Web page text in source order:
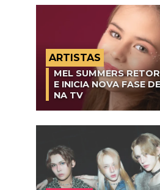
ARTISTAS
MEL SUMMERS
E INICIA NOVA FASE
NA TV